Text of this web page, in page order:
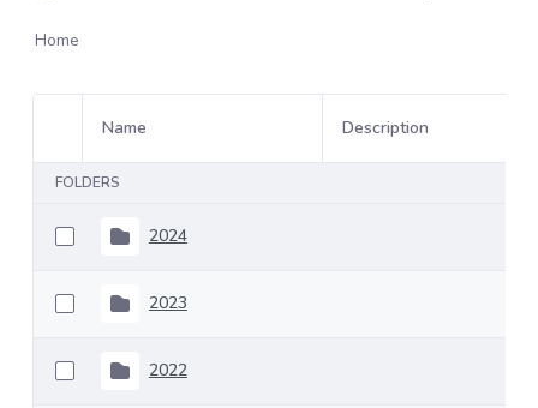
Home
Item Selection
Name Description
FOLDERS
2024
2023
2022